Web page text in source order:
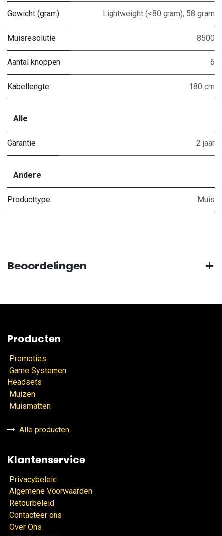
Gewicht (gram) Lightweight (<80 gram), 58 gram
Muisresolutie 8500
Aantal knoppen 6
Kabellengte 180 cm
Alle
Garantie 2 jaar
Andere
Producttype Muis
Beoordelingen
Producten
Promoties
Game Systemen
Headsets
Muizen
Muismatten
Alle producten
Klantenservice
Privacybeleid
Algemene Voorwaarden
Retourbeleid
Contacteer ons
Over Ons